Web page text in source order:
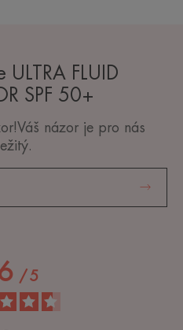
ULTRA FLUID
SPF 50+
názor je pro nás
/5